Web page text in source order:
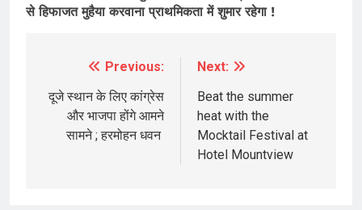
से हिफाजत मुहैया करवाना प्राथमिकता में शुमार रहेगा !
navigation
Previous:
दूजे स्थान के लिए कांग्रेस
और भाजपा होंगे आमने
सामने ; हरमोहन धवन
Next:
Beat the summer
heat with the
Mocktail Festival at
Hotel Mountview